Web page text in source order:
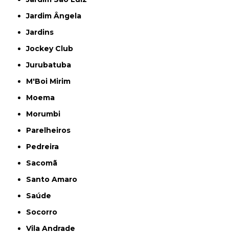
Jardim Ângela
Jardins
Jockey Club
Jurubatuba
M'Boi Mirim
Moema
Morumbi
Parelheiros
Pedreira
Sacomã
Santo Amaro
Saúde
Socorro
Vila Andrade